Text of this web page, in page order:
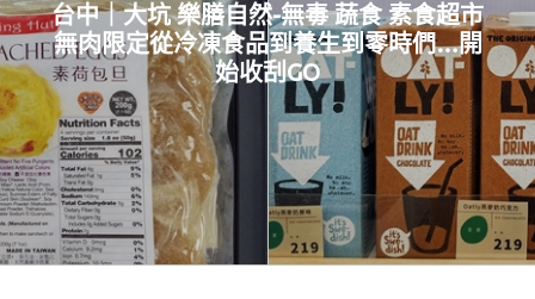
台中｜大坑 樂膳自然-無毒 蔬食 素食超市
無肉限定從冷凍食品到養生到零時們…開
始收刮GO